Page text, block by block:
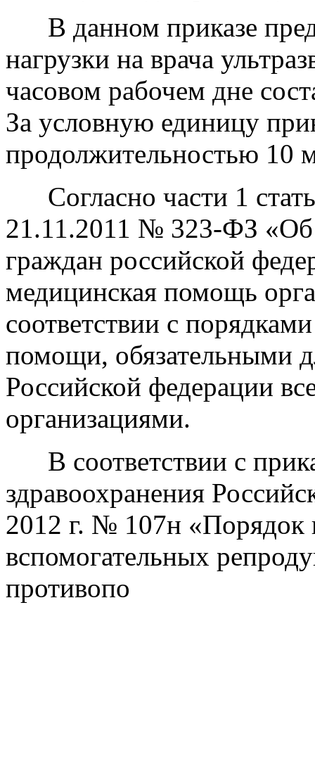
В данном приказе
нагрузки на врача
часовом рабочем дне
За условную единицу
продолжительностью 10
Согласно части 1
21.11.2011 № 323-ФЗ «Об
граждан российской
медицинская помощь
соответствии с
помощи, обязательными
Российской федерации
организациями.
В соответствии с
здравоохранения
2012 г. № 107н «Порядок
вспомогательных
противопо